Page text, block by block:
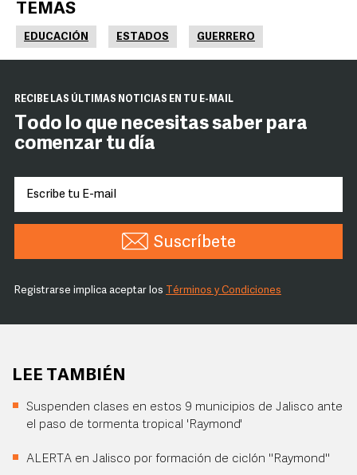
TEMAS
EDUCACIÓN ESTADOS GUERRERO
RECIBE LAS ÚLTIMAS NOTICIAS EN TU E-MAIL
Todo lo que necesitas saber para
comenzar tu día
Suscríbete
Registrarse implica aceptar los Términos y Condiciones
LEE TAMBIÉN
Suspenden clases en estos 9 municipios de Jalisco ante
el paso de tormenta tropical 'Raymond'
ALERTA en Jalisco por formación de ciclón "Raymond"